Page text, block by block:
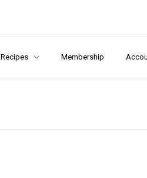
Recipes Membership